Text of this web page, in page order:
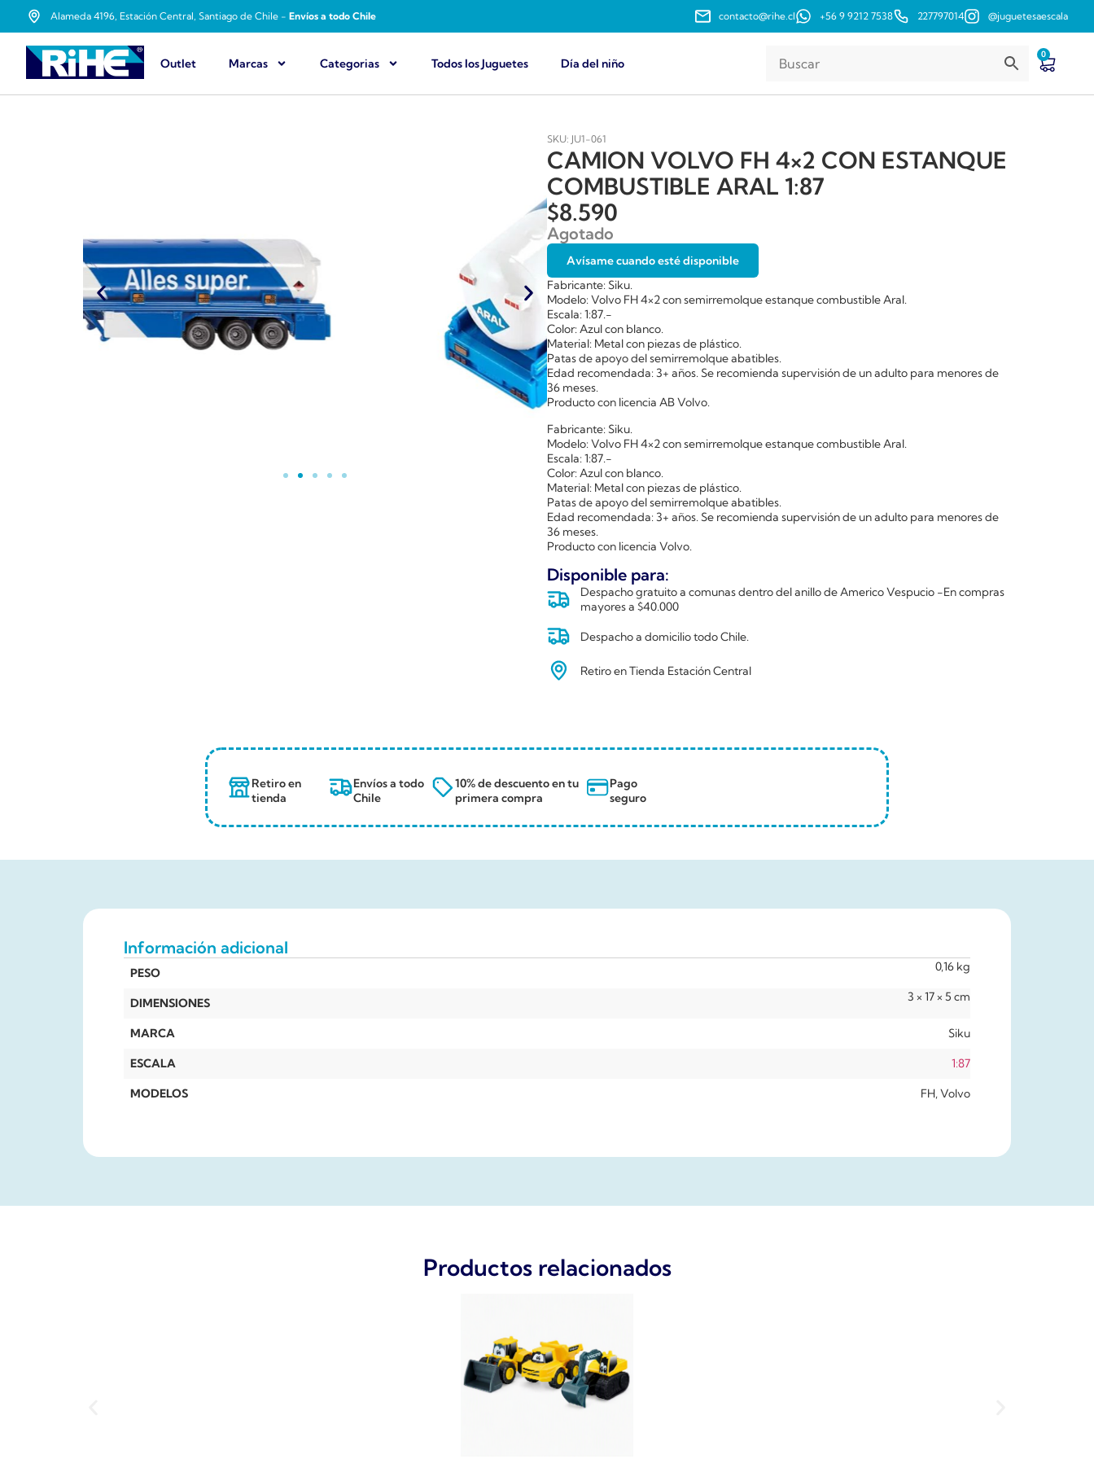
Alameda 4196, Estación Central, Santiago de Chile - Envíos a todo Chile contacto@rihe.cl +56 9 9212 7538 227797014 @juguetesaescala
Outlet Marcas Categorias Todos los Juguetes Día del niño
0
SKU: JU1-061
CAMION VOLVO FH 4×2 CON ESTANQUE
COMBUSTIBLE ARAL 1:87
$8.590
Agotado
Avísame cuando esté disponible
Fabricante: Siku.
Modelo: Volvo FH 4×2 con semirremolque estanque combustible Aral.
Escala: 1:87.-
Color: Azul con blanco.
Material: Metal con piezas de plástico.
Patas de apoyo del semirremolque abatibles.
Edad recomendada: 3+ años. Se recomienda supervisión de un adulto para menores de
36 meses.
Producto con licencia AB Volvo.
Fabricante: Siku.
Modelo: Volvo FH 4×2 con semirremolque estanque combustible Aral.
Escala: 1:87.-
Color: Azul con blanco.
Material: Metal con piezas de plástico.
Patas de apoyo del semirremolque abatibles.
Edad recomendada: 3+ años. Se recomienda supervisión de un adulto para menores de
36 meses.
Producto con licencia Volvo.
Disponible para:
Despacho gratuito a comunas dentro del anillo de Americo Vespucio -En compras
mayores a $40.000
Despacho a domicilio todo Chile.
Retiro en Tienda Estación Central
Retiro en
tienda
Envíos a todo
Chile
10% de descuento en tu
primera compra
Pago
seguro
Información adicional
PESO 0,16 kg
DIMENSIONES 3 × 17 × 5 cm
MARCA Siku
ESCALA 1:87
MODELOS FH, Volvo
Productos relacionados